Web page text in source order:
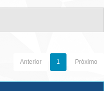
Anterior 1 Próximo